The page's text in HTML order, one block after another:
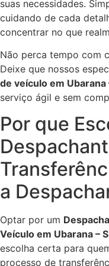
suas necessidades.
cuidando de cada
concentrar no que
Não perca tempo com
Deixe que nossos
de veículo em Ubarana
serviço ágil e sem
Por que
a
Optar por um
Veículo em Ubarana –
escolha certa para
processo de